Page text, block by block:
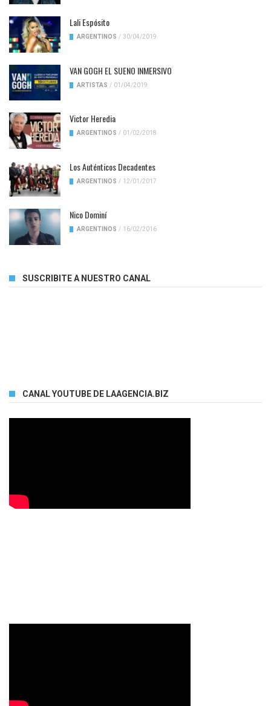
Lali Espósito
ARGENTINOS / 30/04/2019
VAN GOGH EL SUENO INMERSIVO
ARTISTAS / 01/04/2019
Victor Heredia
ARGENTINOS / 01/02/2018
Los Auténticos Decadentes
ARGENTINOS / 12/01/2017
Nico Dominí
ARGENTINOS / 16/02/2016
SUSCRIBITE A NUESTRO CANAL
CANAL YOUTUBE DE LAAGENCIA.BIZ